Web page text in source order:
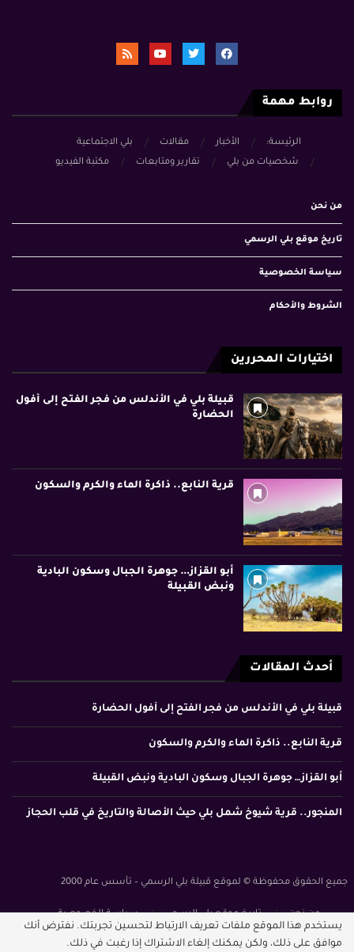
روابط مهمة
الرئيسة: الأخبار مقالات
بلي الاجتماعية
شخصيات من بلي
تقارير ومتابعات مكتبة الفيديو
من نحن
تاريخ موقع بلي الرسمي
سياسة الخصوصية
الشروط والأحكام
اختيارات المحررين
قبيلة بلي في الأندلس من فجر الفتح إلى أفول
الحضارة
قرية النابع.. ذاكرة الماء والكرم والسكون
أبو القزاز… جوهرة الجبال وسكون البادية
ونبض القبيلة
أحدث المقالات
قبيلة بلي في الأندلس من فجر الفتح إلى أفول الحضارة
قرية النابع.. ذاكرة الماء والكرم والسكون
أبو القزاز… جوهرة الجبال وسكون البادية ونبض القبيلة
المنجور.. قرية شيوخ شمل بلي حيث الأصالة والتاريخ في قلب الحجاز
جميع الحقوق محفوظة © لموقع قبيلة بلي الرسمي – تأسس عام 2000
من نحن تاريخ موقع بلي الرسمي
سياسة الخصوصية
الشروط والأحكام
يستخدم هذا الموقع ملفات تعريف الارتباط لتحسين تجربتك. نفترض أنك
موافق على ذلك، ولكن يمكنك إلغاء الاشتراك إذا رغبت في ذلك.